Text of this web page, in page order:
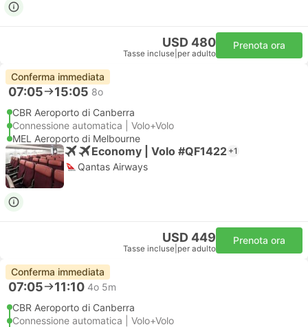
USD 480
Tasse incluse per adulto
Prenota ora
Conferma immediata
07:05 15:05 8o
CBR Aeroporto di Canberra
Connessione automatica | Volo+Volo
MEL Aeroporto di Melbourne
Economy | Volo #QF1422 +1
Qantas Airways
USD 449
Tasse incluse per adulto
Prenota ora
Conferma immediata
07:05 11:10 4o 5m
CBR Aeroporto di Canberra
Connessione automatica | Volo+Volo